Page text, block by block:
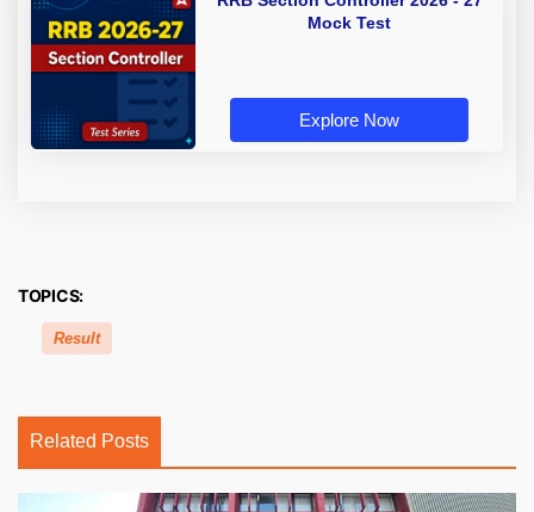
Mock Test
Explore Now
TOPICS:
Result
Related Posts